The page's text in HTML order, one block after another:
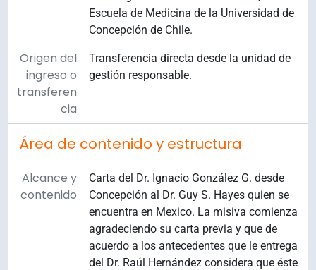
Escuela de Medicina de la Universidad de
Concepción de Chile.
Origen del
ingreso o
transferen
cia
Transferencia directa desde la unidad de
gestión responsable.
Área de contenido y estructura
Alcance y
contenido
Carta del Dr. Ignacio González G. desde
Concepción al Dr. Guy S. Hayes quien se
encuentra en Mexico. La misiva comienza
agradeciendo su carta previa y que de
acuerdo a los antecedentes que le entrega
del Dr. Raúl Hernández considera que éste